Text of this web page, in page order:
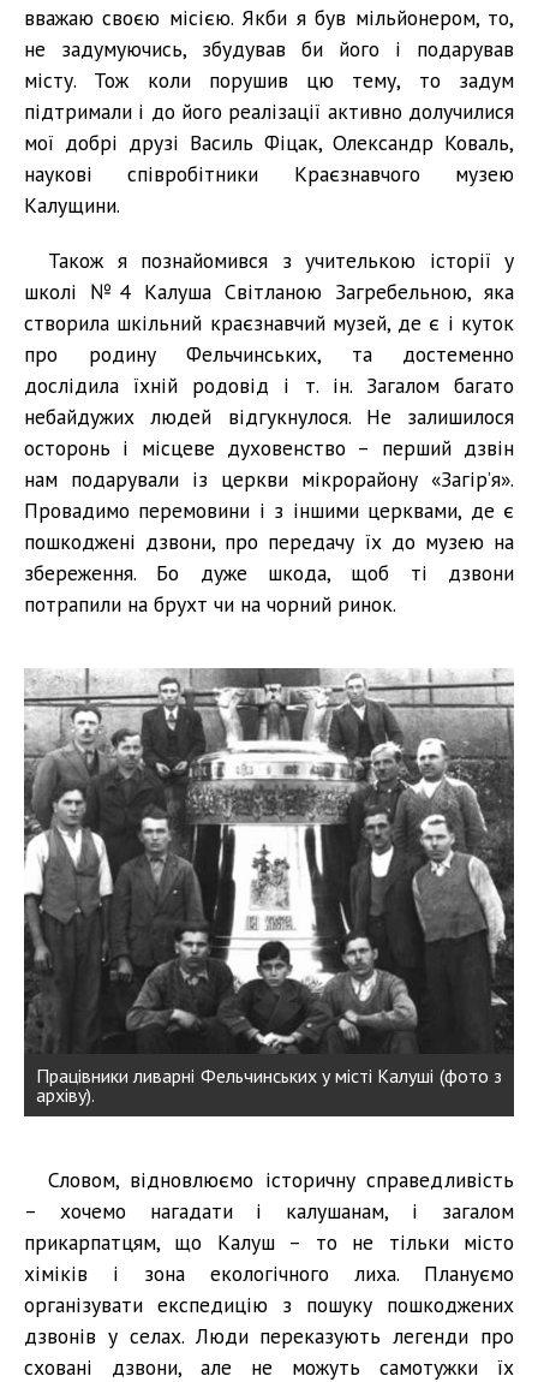
вважаю своєю місією. Якби я був мільйонером, то,
не задумуючись, збудував би його і подарував
місту. Тож коли порушив цю тему, то задум
підтримали і до його реалізації активно долучилися
мої добрі друзі Василь Фіцак, Олександр Коваль,
наукові співробітники Краєзнавчого музею
Калущини.
Також я познайомився з учителькою історії у
школі №4 Калуша Світланою Загребельною, яка
створила шкільний краєзнавчий музей, де є і куток
про родину Фельчинських, та достеменно
дослідила їхній родовід і т. ін. Загалом багато
небайдужих людей відгукнулося. Не залишилося
осторонь і місцеве духовенство – перший дзвін
нам подарували із церкви мікрорайону «Загір’я».
Провадимо перемовини і з іншими церквами, де є
пошкоджені дзвони, про передачу їх до музею на
збереження. Бо дуже шкода, щоб ті дзвони
потрапили на брухт чи на чорний ринок.
Працівники ливарні Фельчинських у місті Калуші (фото з
архіву).
Словом, відновлюємо історичну справедливість
– хочемо нагадати і калушанам, і загалом
прикарпатцям, що Калуш – то не тільки місто
хіміків і зона екологічного лиха. Плануємо
організувати експедицію з пошуку пошкоджених
дзвонів у селах. Люди переказують легенди про
сховані дзвони, але не можуть самотужки їх